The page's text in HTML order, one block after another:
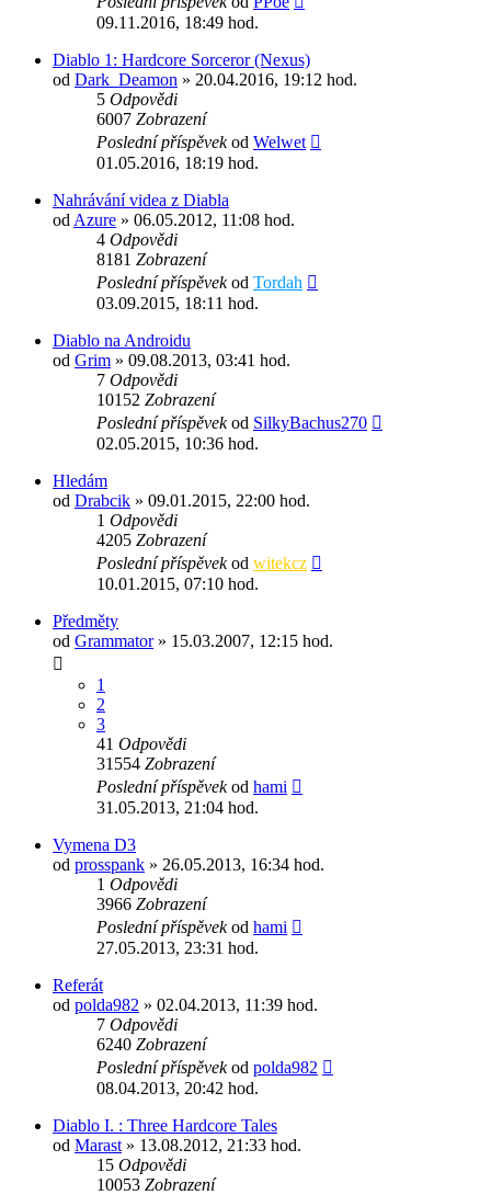
09.11.2016, 18:49 hod.
Diablo 1: Hardcore Sorceror (Nexus)
od Dark_Deamon » 20.04.2016, 19:12 hod.
5 Odpovědi
6007 Zobrazení
Poslední příspěvekod Welwet
01.05.2016, 18:19 hod.
Nahrávání videa z Diabla
od Azure » 06.05.2012, 11:08 hod.
4 Odpovědi
8181 Zobrazení
Poslední příspěvekod Tordah
03.09.2015, 18:11 hod.
Diablo na Androidu
od Grim » 09.08.2013, 03:41 hod.
7 Odpovědi
10152 Zobrazení
Poslední příspěvekod SilkyBachus270
02.05.2015, 10:36 hod.
Hledám
od Drabcik » 09.01.2015, 22:00 hod.
1 Odpovědi
4205 Zobrazení
Poslední příspěvekod witekcz
10.01.2015, 07:10 hod.
Předměty
od Grammator» 15.03.2007, 12:15 hod.
1
2
3
41 Odpovědi
31554 Zobrazení
Poslední příspěvekod hami
31.05.2013, 21:04 hod.
Vymena D3
od prosspank » 26.05.2013, 16:34 hod.
1 Odpovědi
3966 Zobrazení
Poslední příspěvekod hami
27.05.2013, 23:31 hod.
Referát
od polda982 » 02.04.2013, 11:39 hod.
7 Odpovědi
6240 Zobrazení
Poslední příspěvekod polda982
08.04.2013, 20:42 hod.
Diablo I. : Three Hardcore Tales
od Marast » 13.08.2012, 21:33 hod.
15 Odpovědi
10053 Zobrazení